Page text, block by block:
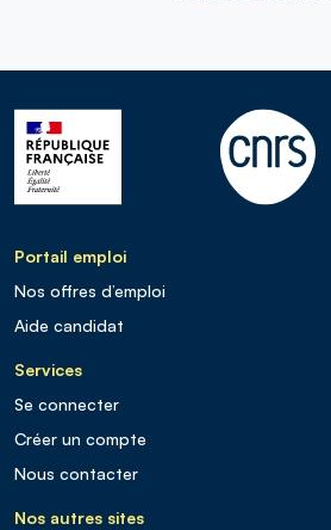
Portail emploi
Nos offres d’emploi
Aide candidat
Services
Se connecter
Créer un compte
Nous contacter
Nos autres sites